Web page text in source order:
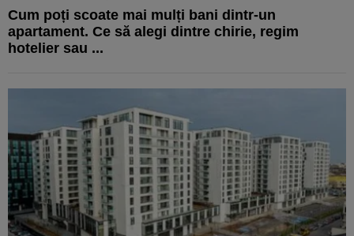
Cum poți scoate mai mulți bani dintr-un
apartament. Ce să alegi dintre chirie, regim
hotelier sau ...